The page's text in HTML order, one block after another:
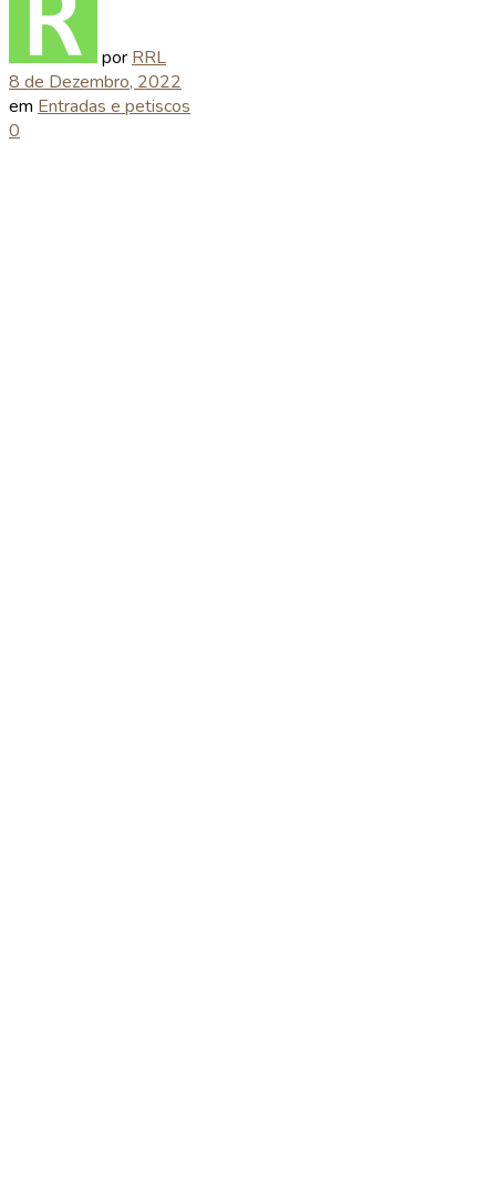
por RRL
8 de Dezembro, 2022
em Entradas e petiscos
0